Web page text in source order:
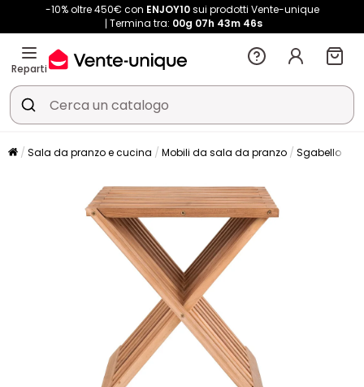
-10% oltre 450€ con ENJOY10sui prodotti Vente-unique
Termina tra: 00g 07h 43m 46s
Reparti
Sala da pranzo e cucina Mobili da sala da pranzo Sgabello